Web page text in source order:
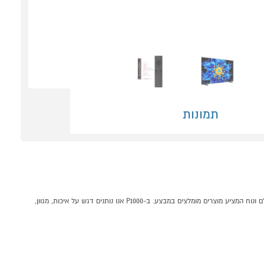
תמונות
טלוויזיה חכמה "85 TCL 85P8L 4K Premium QD-Mini LED קונים אונליין בקטגוריית טלוויזיות QD-Mini LED במחלקת טלויזיות וסאונד בP1000 - אתר קניות ישראלי בטוח, משתלם ונוח המציע מוצרים מומלצים במבצע. ב-P1000 אנו נותנים דגש על איכות, מגוון,